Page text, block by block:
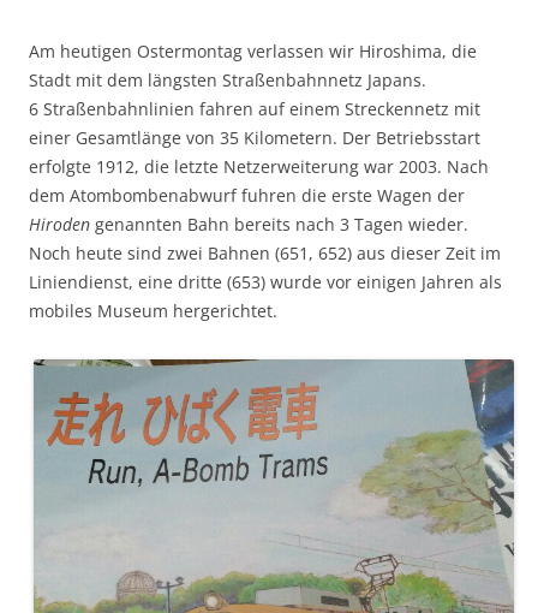
Am heutigen Ostermontag verlassen wir Hiroshima, die
Stadt mit dem längsten Straßenbahnnetz Japans.
6 Straßenbahnlinien fahren auf einem Streckennetz mit
einer Gesamtlänge von 35 Kilometern. Der Betriebsstart
erfolgte 1912, die letzte Netzerweiterung war 2003. Nach
dem Atombombenabwurf fuhren die erste Wagen der
Hiroden genannten Bahn bereits nach 3 Tagen wieder.
Noch heute sind zwei Bahnen (651, 652) aus dieser Zeit im
Liniendienst, eine dritte (653) wurde vor einigen Jahren als
mobiles Museum hergerichtet.